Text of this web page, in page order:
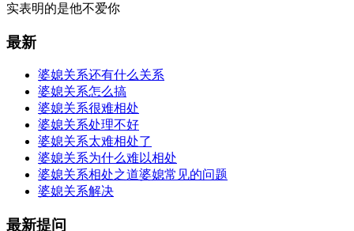
实表明的是他不爱你
最新
婆媳关系还有什么关系
婆媳关系怎么搞
婆媳关系很难相处
婆媳关系处理不好
婆媳关系太难相处了
婆媳关系为什么难以相处
婆媳关系相处之道婆媳常见的问题
婆媳关系解决
最新提问